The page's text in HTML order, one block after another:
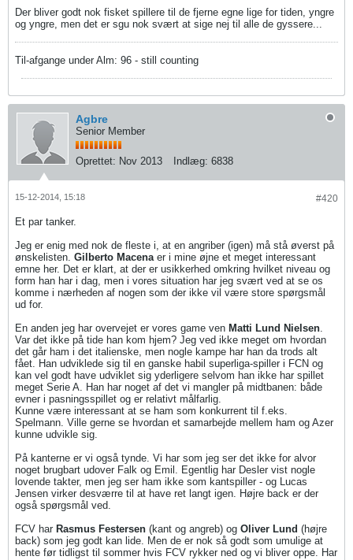
Der bliver godt nok fisket spillere til de fjerne egne lige for tiden, yngre
og yngre, men det er sgu nok svært at sige nej til alle de gyssere...
Til-afgange under Alm: 96 - still counting
Agbre
Senior Member
Oprettet: Nov 2013 Indlæg: 6838
#420
15-12-2014, 15:18
Et par tanker.
Jeg er enig med nok de fleste i, at en angriber (igen) må stå øverst på
ønskelisten. Gilberto Macenaer i mine øjne et meget interessant
emne her. Det er klart, at der er usikkerhed omkring hvilket niveau og
form han har i dag, men i vores situation har jeg svært ved at se os
komme i nærheden af nogen som der ikke vil være store spørgsmål
ud for.
En anden jeg har overvejet er vores game ven Matti Lund Nielsen.
Var det ikke på tide han kom hjem? Jeg ved ikke meget om hvordan
det går ham i det italienske, men nogle kampe har han da trods alt
fået. Han udviklede sig til en ganske habil superliga-spiller i FCN og
kan vel godt have udviklet sig yderligere selvom han ikke har spillet
meget Serie A. Han har noget af det vi mangler på midtbanen: både
evner i pasningsspillet og er relativt målfarlig.
Kunne være interessant at se ham som konkurrent til f.eks.
Spelmann. Ville gerne se hvordan et samarbejde mellem ham og Azer
kunne udvikle sig.
På kanterne er vi også tynde. Vi har som jeg ser det ikke for alvor
noget brugbart udover Falk og Emil. Egentlig har Desler vist nogle
lovende takter, men jeg ser ham ikke som kantspiller - og Lucas
Jensen virker desværre til at have ret langt igen. Højre back er der
også spørgsmål ved.
FCV har Rasmus Festersen (kant og angreb) og Oliver Lund (højre
back) som jeg godt kan lide. Men de er nok så godt som umulige at
hente før tidligst til sommer hvis FCV rykker ned og vi bliver oppe. Har